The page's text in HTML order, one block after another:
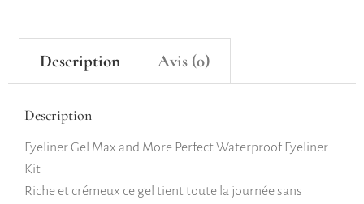
Description Avis (0)
Description
Eyeliner Gel Max and More Perfect Waterproof Eyeliner
Kit
Riche et crémeux ce gel tient toute la journée sans